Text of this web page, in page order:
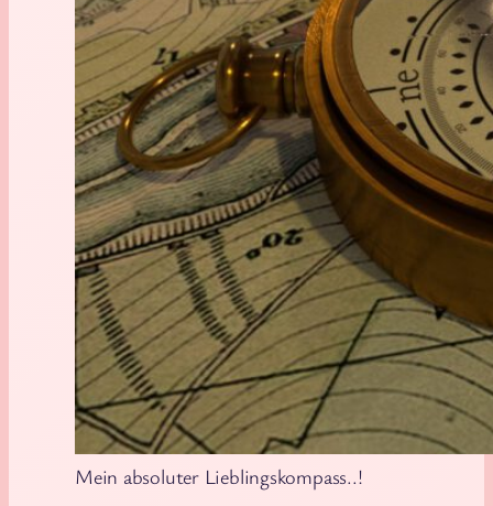
Mein absoluter Lieblingskompass..!